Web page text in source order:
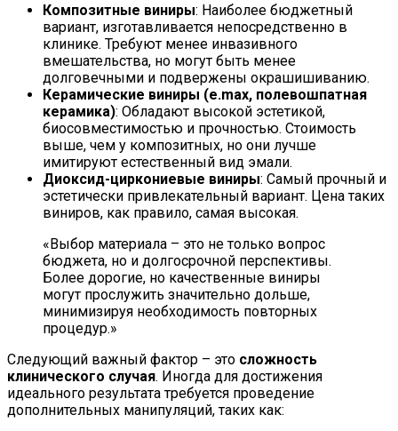
Композитные виниры: Наиболее бюджетный
вариант, изготавливается непосредственно в
клинике. Требуют менее инвазивного
вмешательства, но могут быть менее
долговечными и подвержены окрашишиванию.
Керамические виниры (e.max, полевошпатная
керамика): Обладают высокой эстетикой,
биосовместимостью и прочностью. Стоимость
выше, чем у композитных, но они лучше
имитируют естественный вид эмали.
Диоксид-циркониевые виниры: Самый прочный и
эстетически привлекательный вариант. Цена таких
виниров, как правило, самая высокая.
«Выбор материала – это не только вопрос
бюджета, но и долгосрочной перспективы.
Более дорогие, но качественные виниры
могут прослужить значительно дольше,
минимизируя необходимость повторных
процедур.»
Следующий важный фактор – это сложность
клинического случая. Иногда для достижения
идеального результата требуется проведение
дополнительных манипуляций, таких как: